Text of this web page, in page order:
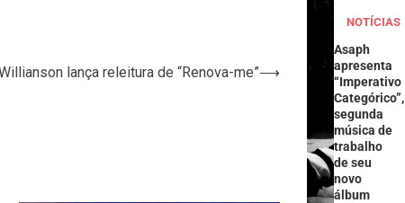
lança releitura de “Renova-me”⟶
NOTÍCIAS
Asaph
apresenta
“Imperativo
Categórico”,
segunda
música de
trabalho
de seu
novo
álbum